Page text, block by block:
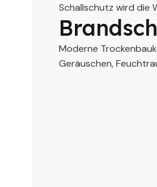
Schallschutz wird die
Moderne
Geräuschen,